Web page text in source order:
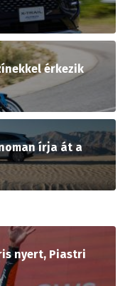
érkezik
írja át a
nyert, Piastri